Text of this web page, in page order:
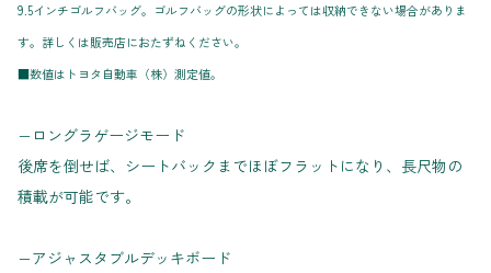
9.5インチゴルフバッグ。ゴルフバッグの形状によっては収納できない場合がありま
す。詳しくは販売店におたずねください。
■数値はトヨタ自動車（株）測定値。
−ロングラゲージモード
後席を倒せば、シートバックまでほぼフラットになり、長尺物の
積載が可能です。
−アジャスタブルデッキボード